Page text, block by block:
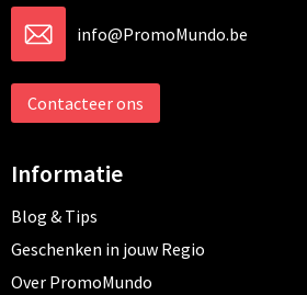
info@PromoMundo.be
Contacteer ons
Informatie
Blog & Tips
Geschenken in jouw Regio
Over PromoMundo